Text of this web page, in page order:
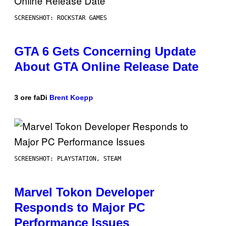
SCREENSHOT: ROCKSTAR GAMES
GTA 6 Gets Concerning Update
About GTA Online Release Date
3 ore faDi Brent Koepp
SCREENSHOT: PLAYSTATION, STEAM
Marvel Tokon Developer
Responds to Major PC
Performance Issues